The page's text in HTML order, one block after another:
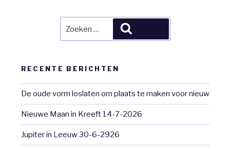
naar:
RECENTE BERICHTEN
De oude vorm loslaten om plaats te maken voor nieuw
Nieuwe Maan in Kreeft 14-7-2026
Jupiter in Leeuw 30-6-2926